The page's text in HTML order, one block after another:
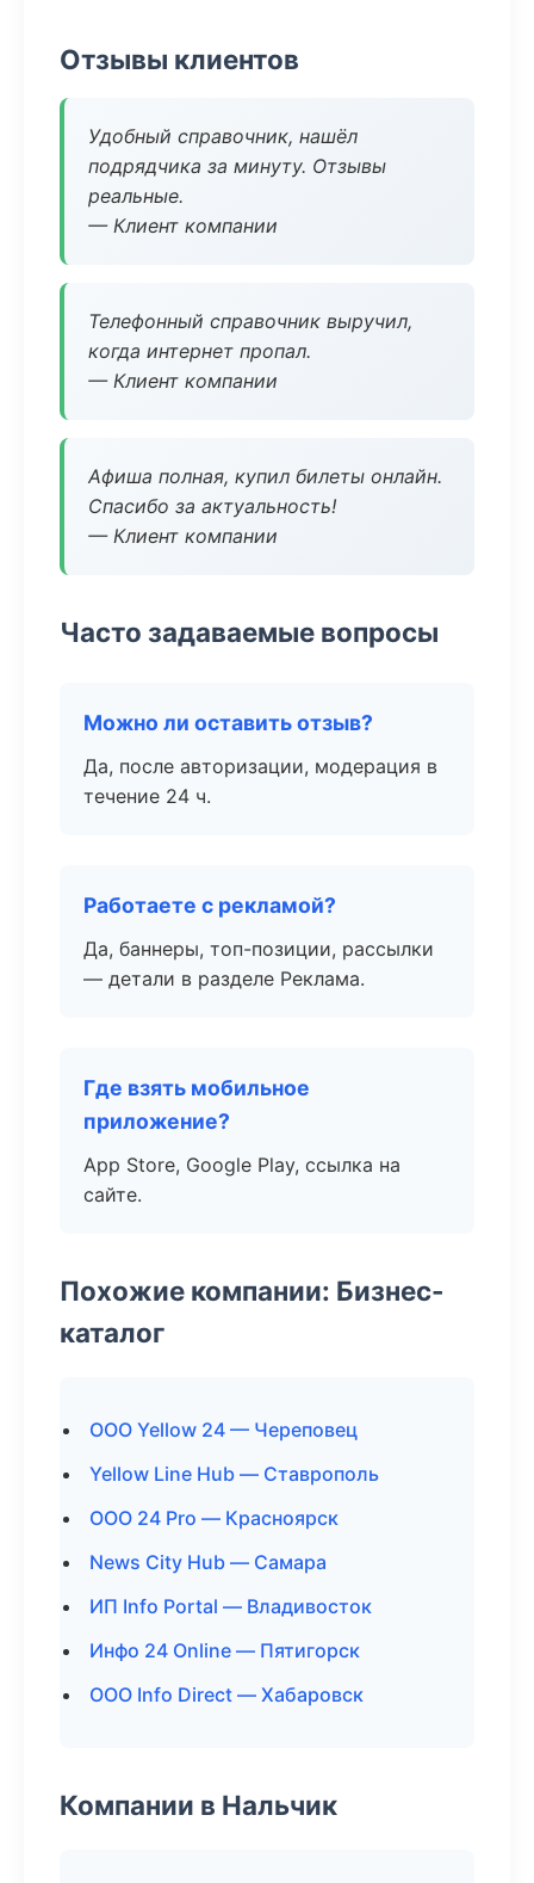
Отзывы клиентов
Удобный справочник, нашёл
подрядчика за минуту. Отзывы
реальные.
— Клиент компании
Телефонный справочник выручил,
когда интернет пропал.
— Клиент компании
Афиша полная, купил билеты онлайн.
Спасибо за актуальность!
— Клиент компании
Часто задаваемые вопросы
Можно ли оставить отзыв?
Да, после авторизации, модерация в
течение 24 ч.
Работаете с рекламой?
Да, баннеры, топ-позиции, рассылки
— детали в разделе Реклама.
Где взять мобильное
приложение?
App Store, Google Play, ссылка на
сайте.
Похожие компании: Бизнес-
каталог
ООО Yellow 24 — Череповец
Yellow Line Hub — Ставрополь
ООО 24 Pro — Красноярск
News City Hub — Самара
ИП Info Portal — Владивосток
Инфо 24 Online — Пятигорск
ООО Info Direct — Хабаровск
Компании в Нальчик